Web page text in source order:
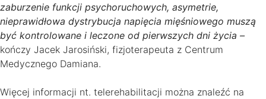
zaburzenie funkcji psychoruchowych, asymetrie,
nieprawidłowa dystrybucja napięcia mięśniowego muszą
być kontrolowane i leczone od pierwszych dni życia –
kończy Jacek Jarosiński, fizjoterapeuta z Centrum
Medycznego Damiana.
Więcej informacji nt. telerehabilitacji można znaleźć na